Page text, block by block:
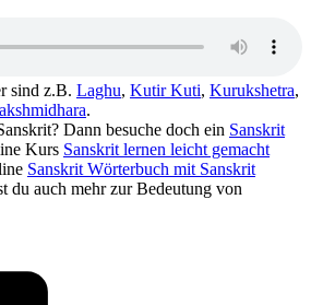
sind z.B. Laghu, Kutir Kuti, Kurukshetra,
.
Dann besuche doch ein Sanskrit
Kurs Sanskrit lernen leicht gemacht
Sanskrit Wörterbuch mit Sanskrit
du auch mehr zur Bedeutung von